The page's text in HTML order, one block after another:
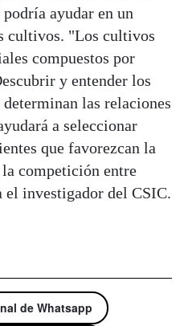
ayudar en un
cultivos. "Los cultivos
compuestos por
y entender los
las relaciones
a seleccionar
que favorezcan la
competición entre
el investigador del CSIC.
de Whatsapp